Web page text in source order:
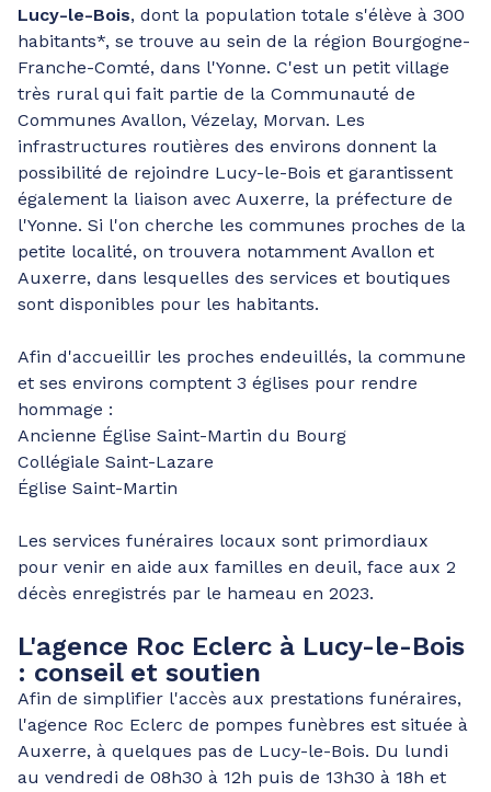
Lucy-le-Bois, dont la population totale s'élève à 300
habitants*, se trouve au sein de la région Bourgogne-
Franche-Comté, dans l'Yonne. C'est un petit village
très rural qui fait partie de la Communauté de
Communes Avallon, Vézelay, Morvan. Les
infrastructures routières des environs donnent la
possibilité de rejoindre Lucy-le-Bois et garantissent
également la liaison avec Auxerre, la préfecture de
l'Yonne. Si l'on cherche les communes proches de la
petite localité, on trouvera notamment Avallon et
Auxerre, dans lesquelles des services et boutiques
sont disponibles pour les habitants.
Afin d'accueillir les proches endeuillés, la commune
et ses environs comptent 3 églises pour rendre
hommage :
Ancienne Église Saint-Martin du Bourg
Collégiale Saint-Lazare
Église Saint-Martin
Les services funéraires locaux sont primordiaux
pour venir en aide aux familles en deuil, face aux 2
décès enregistrés par le hameau en 2023.
L'agence Roc Eclerc à Lucy-le-Bois
: conseil et soutien
Afin de simplifier l'accès aux prestations funéraires,
l'agence Roc Eclerc de pompes funèbres est située à
Auxerre, à quelques pas de Lucy-le-Bois. Du lundi
au vendredi de 08h30 à 12h puis de 13h30 à 18h et